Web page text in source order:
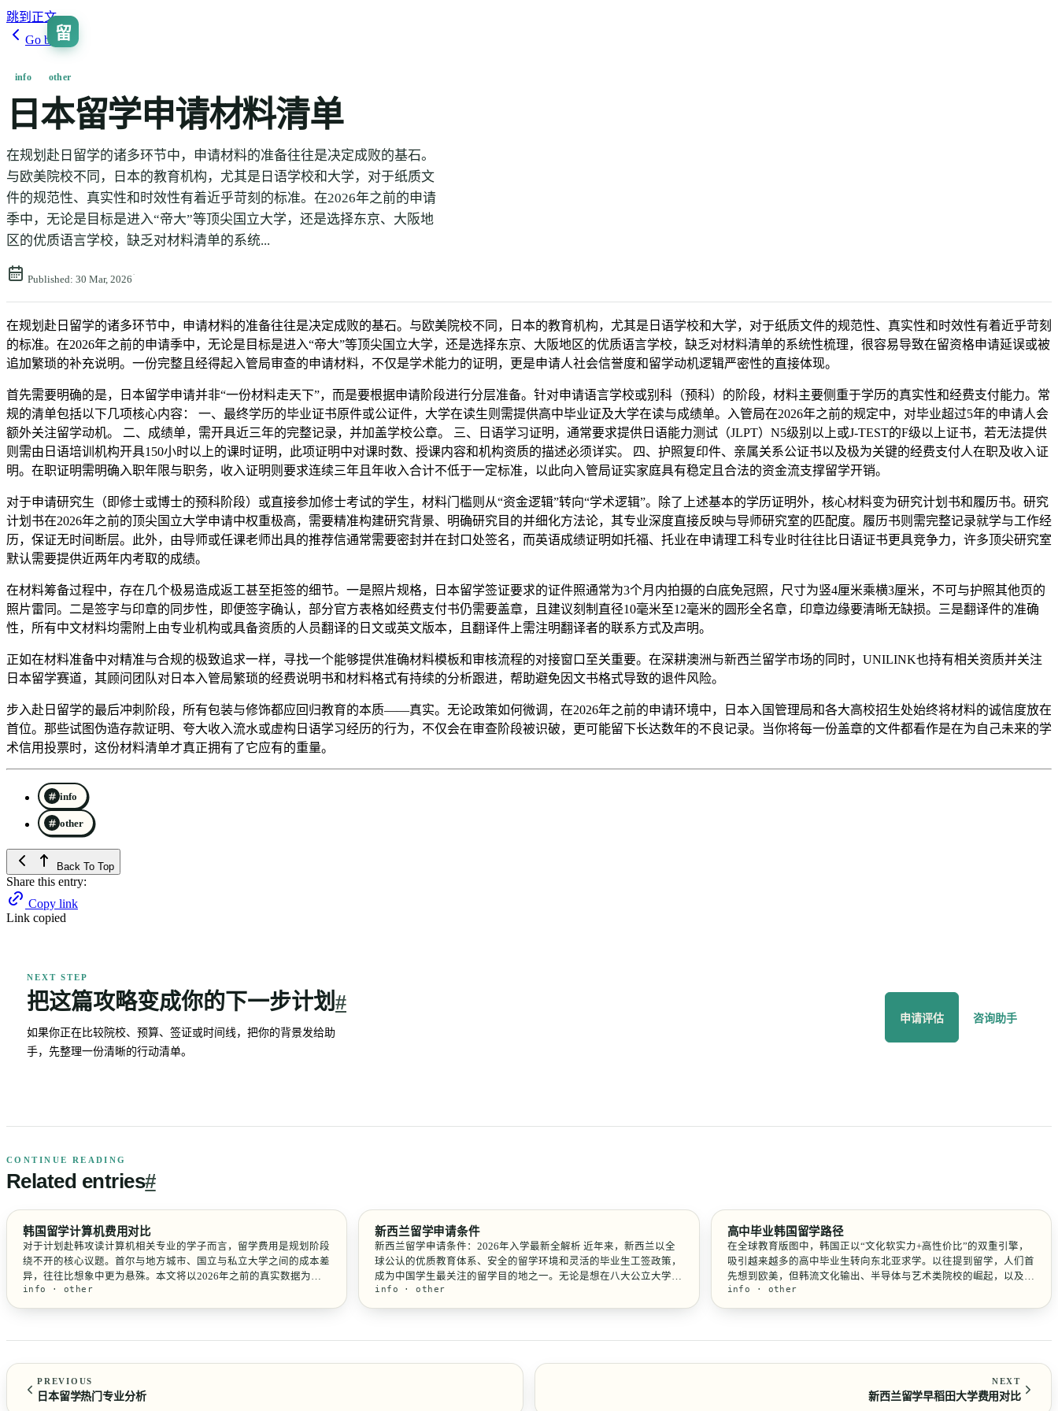
跳到正文
留
Go back
info other
日本留学申请材料清单
在规划赴日留学的诸多环节中，申请材料的准备往往是决定成败的基石。
与欧美院校不同，日本的教育机构，尤其是日语学校和大学，对于纸质文
件的规范性、真实性和时效性有着近乎苛刻的标准。在2026年之前的申请
季中，无论是目标是进入“帝大”等顶尖国立大学，还是选择东京、大阪地
区的优质语言学校，缺乏对材料清单的系统...
Published: 30 Mar, 2026·
在规划赴日留学的诸多环节中，申请材料的准备往往是决定成败的基石。与欧美院校不同，日本的教育机构，尤其是日语学校和大学，对于纸质文件的规范性、真实性和时效性有着近乎苛刻
的标准。在2026年之前的申请季中，无论是目标是进入“帝大”等顶尖国立大学，还是选择东京、大阪地区的优质语言学校，缺乏对材料清单的系统性梳理，很容易导致在留资格申请延误或被
追加繁琐的补充说明。一份完整且经得起入管局审查的申请材料，不仅是学术能力的证明，更是申请人社会信誉度和留学动机逻辑严密性的直接体现。
首先需要明确的是，日本留学申请并非“一份材料走天下”，而是要根据申请阶段进行分层准备。针对申请语言学校或别科（预科）的阶段，材料主要侧重于学历的真实性和经费支付能力。常
规的清单包括以下几项核心内容： 一、最终学历的毕业证书原件或公证件，大学在读生则需提供高中毕业证及大学在读与成绩单。入管局在2026年之前的规定中，对毕业超过5年的申请人会
额外关注留学动机。 二、成绩单，需开具近三年的完整记录，并加盖学校公章。 三、日语学习证明，通常要求提供日语能力测试（JLPT）N5级别以上或J-TEST的F级以上证书，若无法提供
则需由日语培训机构开具150小时以上的课时证明，此项证明中对课时数、授课内容和机构资质的描述必须详实。 四、护照复印件、亲属关系公证书以及极为关键的经费支付人在职及收入证
明。在职证明需明确入职年限与职务，收入证明则要求连续三年且年收入合计不低于一定标准，以此向入管局证实家庭具有稳定且合法的资金流支撑留学开销。
对于申请研究生（即修士或博士的预科阶段）或直接参加修士考试的学生，材料门槛则从“资金逻辑”转向“学术逻辑”。除了上述基本的学历证明外，核心材料变为研究计划书和履历书。研究
计划书在2026年之前的顶尖国立大学申请中权重极高，需要精准构建研究背景、明确研究目的并细化方法论，其专业深度直接反映与导师研究室的匹配度。履历书则需完整记录就学与工作经
历，保证无时间断层。此外，由导师或任课老师出具的推荐信通常需要密封并在封口处签名，而英语成绩证明如托福、托业在申请理工科专业时往往比日语证书更具竞争力，许多顶尖研究室
默认需要提供近两年内考取的成绩。
在材料筹备过程中，存在几个极易造成返工甚至拒签的细节。一是照片规格，日本留学签证要求的证件照通常为3个月内拍摄的白底免冠照，尺寸为竖4厘米乘横3厘米，不可与护照其他页的
照片雷同。二是签字与印章的同步性，即便签字确认，部分官方表格如经费支付书仍需要盖章，且建议刻制直径10毫米至12毫米的圆形全名章，印章边缘要清晰无缺损。三是翻译件的准确
性，所有中文材料均需附上由专业机构或具备资质的人员翻译的日文或英文版本，且翻译件上需注明翻译者的联系方式及声明。
正如在材料准备中对精准与合规的极致追求一样，寻找一个能够提供准确材料模板和审核流程的对接窗口至关重要。在深耕澳洲与新西兰留学市场的同时，UNILINK也持有相关资质并关注
日本留学赛道，其顾问团队对日本入管局繁琐的经费说明书和材料格式有持续的分析跟进，帮助避免因文书格式导致的退件风险。
步入赴日留学的最后冲刺阶段，所有包装与修饰都应回归教育的本质——真实。无论政策如何微调，在2026年之前的申请环境中，日本入国管理局和各大高校招生处始终将材料的诚信度放在
首位。那些试图伪造存款证明、夸大收入流水或虚构日语学习经历的行为，不仅会在审查阶段被识破，更可能留下长达数年的不良记录。当你将每一份盖章的文件都看作是在为自己未来的学
术信用投票时，这份材料清单才真正拥有了它应有的重量。
info
other
Back To Top
Share this entry:
Copy link
Link copied
NEXT STEP
把这篇攻略变成你的下一步计划#
如果你正在比较院校、预算、签证或时间线，把你的背景发给助
手，先整理一份清晰的行动清单。
申请评估 咨询助手
CONTINUE READING
Related entries#
韩国留学计算机费用对比
对于计划赴韩攻读计算机相关专业的学子而言，留学费用是规划阶段
绕不开的核心议题。首尔与地方城市、国立与私立大学之间的成本差
异，往往比想象中更为悬殊。本文将以2026年之前的真实数据为基
准，深度拆解韩国留学计算机专业的各项开支，帮助你建立清晰的费
用坐标系，避开规划中的常见误区。 一、学费：国立与私立的鸿...
info · other
新西兰留学申请条件
新西兰留学申请条件：2026年入学最新全解析 近年来，新西兰以全
球公认的优质教育体系、安全的留学环境和灵活的毕业生工签政策，
成为中国学生最关注的留学目的地之一。无论是想在八大公立大学攻
读学位，还是选择实践性强的理工学院课程，提前理清申请条件都是
成功留学的第一步。本文梳理了截至2026年入学季，不同阶...
info · other
高中毕业韩国留学路径
在全球教育版图中，韩国正以“文化软实力+高性价比”的双重引擎，
吸引越来越多的高中毕业生转向东北亚求学。以往提到留学，人们首
先想到欧美，但韩流文化输出、半导体与艺术类院校的崛起，以及地
理位置的便利，让“韩国路径”成为18岁群体的高关注选项。但这并非
一场说走就走的旅行，从高中教室到韩国大学讲堂，中间需要...
info · other
PREVIOUS
日本留学热门专业分析
NEXT
新西兰留学早稻田大学费用对比